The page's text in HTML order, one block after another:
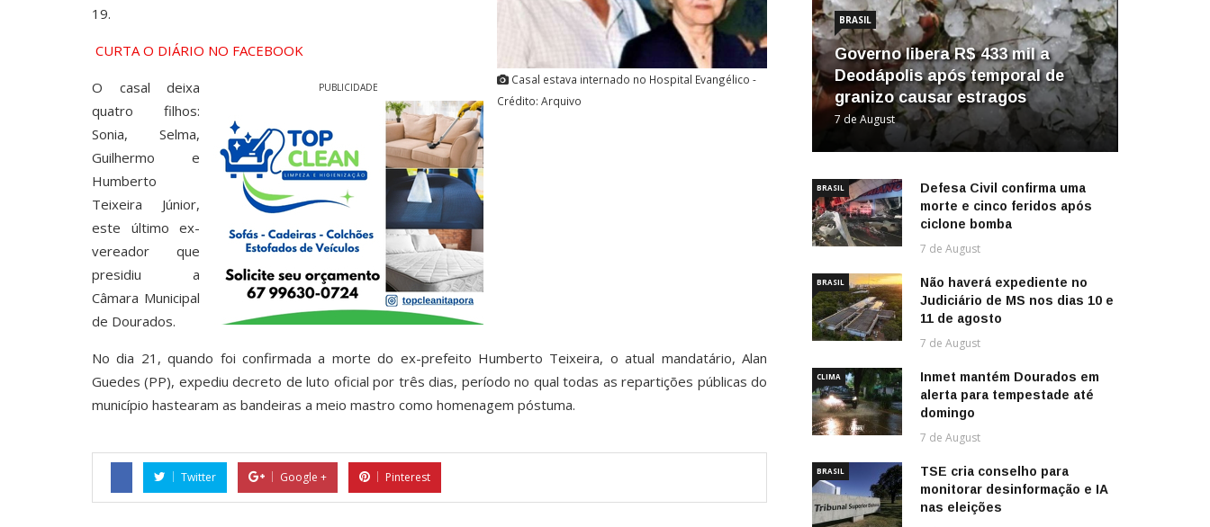
Casal estava internado no Hospital Evangélico -
Crédito: Arquivo
19.
CURTA O DIÁRIO NO FACEBOOK
PUBLICIDADE
O casal deixa
quatro filhos:
Sonia, Selma,
Guilhermo e
Humberto
Teixeira Júnior,
este último ex-
vereador que
presidiu a
Câmara Municipal
de Dourados.
No dia 21, quando foi confirmada a morte do ex-prefeito Humberto Teixeira, o atual mandatário, Alan
Guedes (PP), expediu decreto de luto oficial por três dias, período no qual todas as repartições públicas do
município hastearam as bandeiras a meio mastro como homenagem póstuma.
Twitter Google + Pinterest
BRASIL
Governo libera R$ 433 mil a
Deodápolis após temporal de
granizo causar estragos
7 de August
BRASIL
Defesa Civil confirma uma
morte e cinco feridos após
ciclone bomba
7 de August
BRASIL
Não haverá expediente no
Judiciário de MS nos dias 10 e
11 de agosto
7 de August
CLIMA
Inmet mantém Dourados em
alerta para tempestade até
domingo
7 de August
BRASIL
TSE cria conselho para
monitorar desinformação e IA
nas eleições